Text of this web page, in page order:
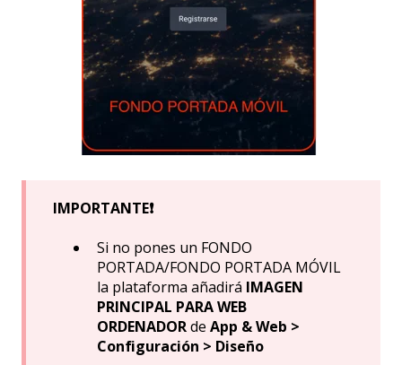
IMPORTANTE❗
Si no pones un FONDO
PORTADA/FONDO PORTADA MÓVIL
la plataforma añadirá IMAGEN
PRINCIPAL PARA WEB
ORDENADORde App & Web >
Configuración > Diseño